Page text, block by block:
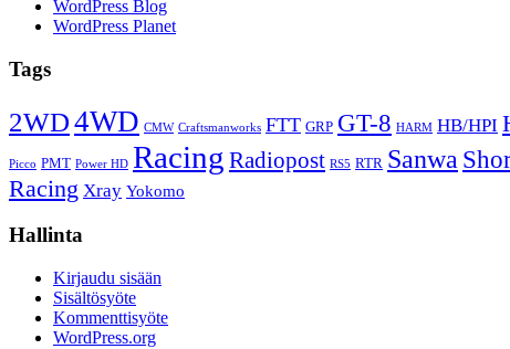
WordPress Blog
WordPress Planet
Tags
2WD4WD CMW Craftsmanworks FTT GRP GT-8 HARM HB/HPI
Picco PMT Power HD Racing Radiopost RS5 RTR Sanwa
Racing Xray Yokomo
Hallinta
Kirjaudu sisään
Sisältösyöte
Kommenttisyöte
WordPress.org